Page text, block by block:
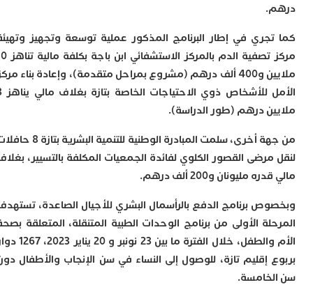
في إطار البرنامج المذكور عملية توسعة وتجهيز وتهيئة
مركز تصفية الدم بالمركز الاستشفائي ابن باجة بكلفة مالية تناهز 10
ملايين و400 ألف درهم (مشروع بمراحل متقدمة)، وإعادة بناء مركز
الأمل للأشخاص ذوي الاحتياجات الخاصة بتازة بغلاف مالي يناهز 3
درهم (طور الدراسة).
من جهة أخرى، سلمت المبادرة الوطنية للتنمية البشرية بتازة 8 حافلات
القصور الكلوي لفائدة الجمعيات المكلفة بالتسيير، بغلاف
مليونان و200 ألف درهم.
برنامج الدفع بالرأسمال البشري للأجيال الصاعدة، تستهدف
الأولى من برنامج الوحدات الطبية المتنقلة، المتعلقة بصحة
الأم والطفل، خلال الفترة ما بين 23 نونبر و 20 يناير 2023، 1267 دوار
إقليم تازة، للوصول إلى النساء في سن الإنجاب والأطفال دون